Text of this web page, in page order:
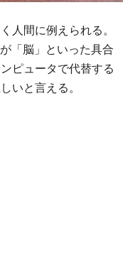
人間に例えられる。
「脳」といった具合
ピュータで代替する
いと言える。